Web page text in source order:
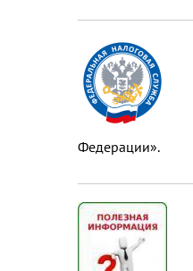
Федерации».